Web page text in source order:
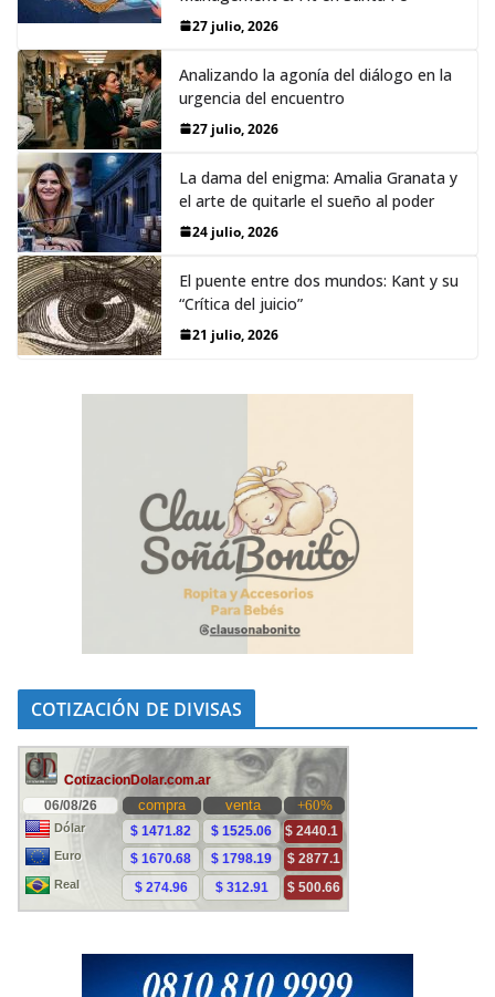
27 julio, 2026
Analizando la agonía del diálogo en la
urgencia del encuentro
27 julio, 2026
La dama del enigma: Amalia Granata y
el arte de quitarle el sueño al poder
24 julio, 2026
El puente entre dos mundos: Kant y su
“Crítica del juicio”
21 julio, 2026
COTIZACIÓN DE DIVISAS